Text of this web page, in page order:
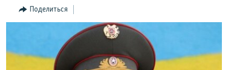
Перейти
РЕГИОН
НАГОРНЫЙ КАРАБАХ
Поделиться